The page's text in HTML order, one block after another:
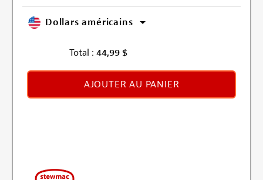
Dollars américains
Total : 44,99 $
AJOUTER AU PANIER